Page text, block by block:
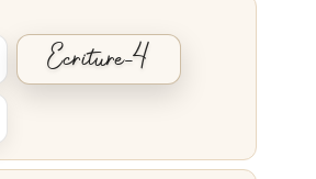
Ecriture-4